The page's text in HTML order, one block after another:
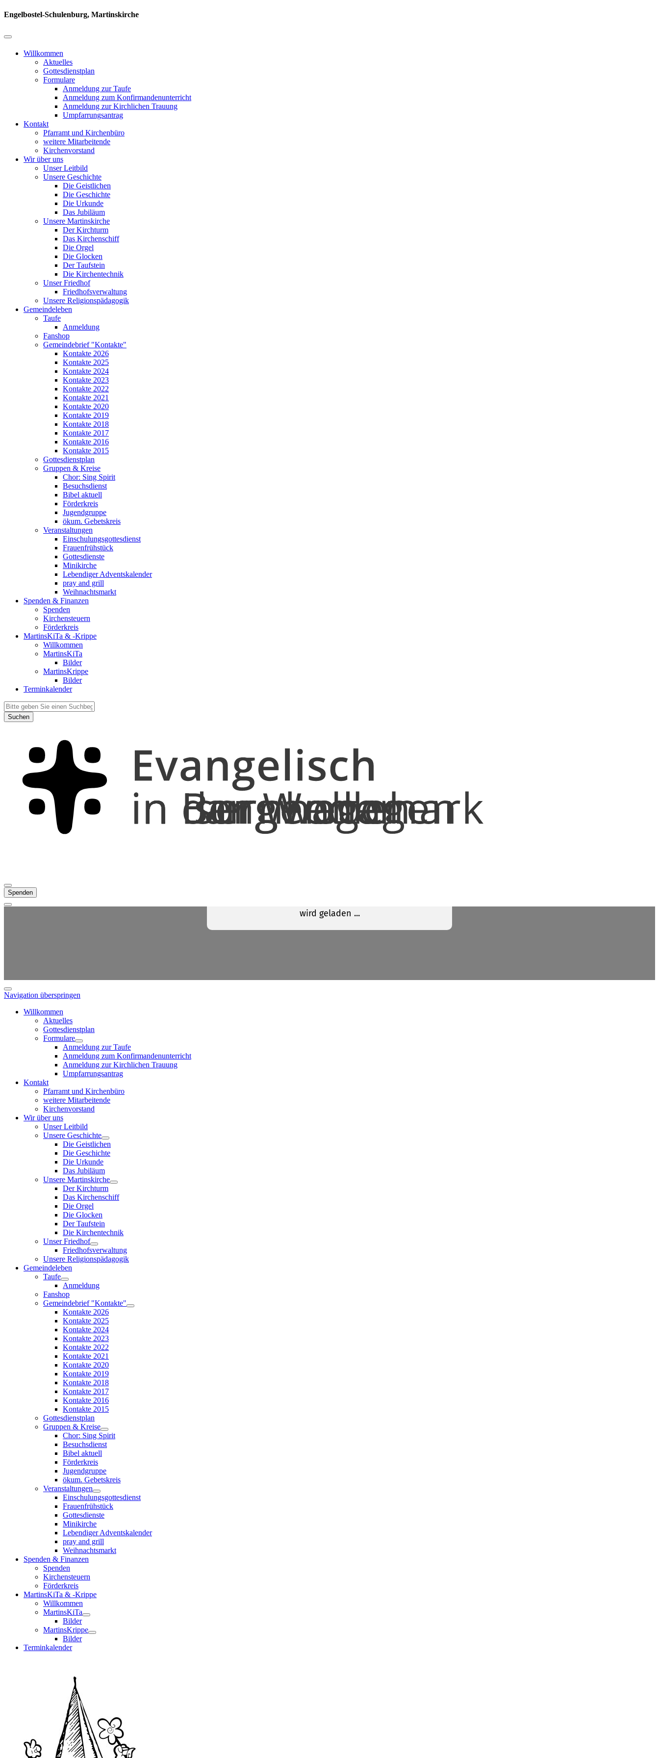
Engelbostel-Schulenburg, Martinskirche
Willkommen
Aktuelles
Gottesdienstplan
Formulare
Anmeldung zur Taufe
Anmeldung zum Konfirmandenunterricht
Anmeldung zur Kirchlichen Trauung
Umpfarrungsantrag
Kontakt
Pfarramt und Kirchenbüro
weitere Mitarbeitende
Kirchenvorstand
Wir über uns
Unser Leitbild
Unsere Geschichte
Die Geistlichen
Die Geschichte
Die Urkunde
Das Jubiläum
Unsere Martinskirche
Der Kirchturm
Das Kirchenschiff
Die Orgel
Die Glocken
Der Taufstein
Die Kirchentechnik
Unser Friedhof
Friedhofsverwaltung
Unsere Religionspädagogik
Gemeindeleben
Taufe
Anmeldung
Fanshop
Gemeindebrief "Kontakte"
Kontakte 2026
Kontakte 2025
Kontakte 2024
Kontakte 2023
Kontakte 2022
Kontakte 2021
Kontakte 2020
Kontakte 2019
Kontakte 2018
Kontakte 2017
Kontakte 2016
Kontakte 2015
Gottesdienstplan
Gruppen & Kreise
Chor: Sing Spirit
Besuchsdienst
Bibel aktuell
Förderkreis
Jugendgruppe
ökum. Gebetskreis
Veranstaltungen
Einschulungsgottesdienst
Frauenfrühstück
Gottesdienste
Minikirche
Lebendiger Adventskalender
pray and grill
Weihnachtsmarkt
Spenden & Finanzen
Spenden
Kirchensteuern
Förderkreis
MartinsKiTa & -Krippe
Willkommen
MartinsKiTa
Bilder
MartinsKrippe
Bilder
Terminkalender
Suchen
Spenden
Navigation überspringen
Willkommen
Aktuelles
Gottesdienstplan
Formulare
Anmeldung zur Taufe
Anmeldung zum Konfirmandenunterricht
Anmeldung zur Kirchlichen Trauung
Umpfarrungsantrag
Kontakt
Pfarramt und Kirchenbüro
weitere Mitarbeitende
Kirchenvorstand
Wir über uns
Unser Leitbild
Unsere Geschichte
Die Geistlichen
Die Geschichte
Die Urkunde
Das Jubiläum
Unsere Martinskirche
Der Kirchturm
Das Kirchenschiff
Die Orgel
Die Glocken
Der Taufstein
Die Kirchentechnik
Unser Friedhof
Friedhofsverwaltung
Unsere Religionspädagogik
Gemeindeleben
Taufe
Anmeldung
Fanshop
Gemeindebrief "Kontakte"
Kontakte 2026
Kontakte 2025
Kontakte 2024
Kontakte 2023
Kontakte 2022
Kontakte 2021
Kontakte 2020
Kontakte 2019
Kontakte 2018
Kontakte 2017
Kontakte 2016
Kontakte 2015
Gottesdienstplan
Gruppen & Kreise
Chor: Sing Spirit
Besuchsdienst
Bibel aktuell
Förderkreis
Jugendgruppe
ökum. Gebetskreis
Veranstaltungen
Einschulungsgottesdienst
Frauenfrühstück
Gottesdienste
Minikirche
Lebendiger Adventskalender
pray and grill
Weihnachtsmarkt
Spenden & Finanzen
Spenden
Kirchensteuern
Förderkreis
MartinsKiTa & -Krippe
Willkommen
MartinsKiTa
Bilder
MartinsKrippe
Bilder
Terminkalender